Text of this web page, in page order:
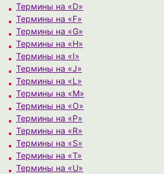
Термины на «D»
Термины на «F»
Термины на «G»
Термины на «H»
Термины на «I»
Термины на «J»
Термины на «L»
Термины на «M»
Термины на «O»
Термины на «P»
Термины на «R»
Термины на «S»
Термины на «T»
Термины на «U»